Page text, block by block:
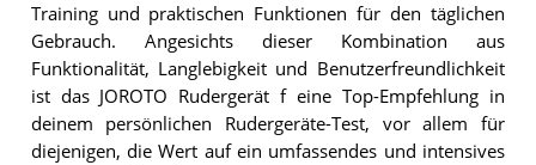
Training und praktischen Funktionen für den täglichen
Gebrauch. Angesichts dieser Kombination aus
Funktionalität, Langlebigkeit und Benutzerfreundlichkeit
ist das JOROTO Rudergerät f eine Top-Empfehlung in
deinem persönlichen Rudergeräte-Test, vor allem für
diejenigen, die Wert auf ein umfassendes und intensives